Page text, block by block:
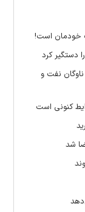
خودمان است!
دستگیر کرد
ناوگان نفت و
کنونی است
شد